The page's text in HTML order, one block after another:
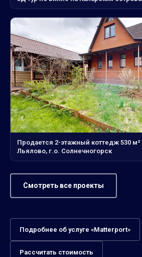
Продается 2-этажный коттедж 530 м²
Льялово, г.о. Солнечногорск
Смотреть все проекты
Подробнее об услуге «Matterport»
Рассчитать стоимость